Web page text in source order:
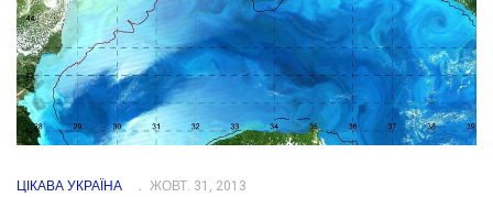
ЦІКАВА УКРАЇНА ЖОВТ. 31, 2013